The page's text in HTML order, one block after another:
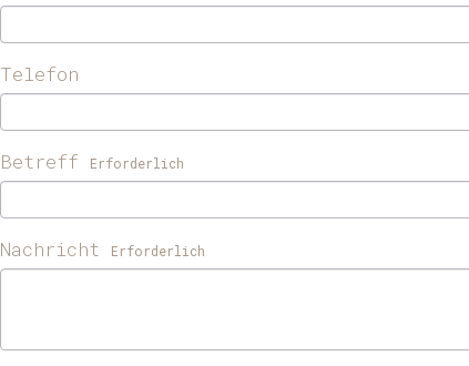
Telefon
Betreff Erforderlich
Nachricht Erforderlich